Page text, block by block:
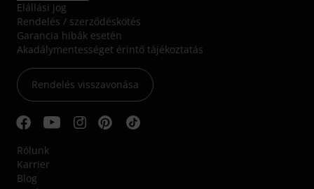
Elállási jog
Rendelés / szerződéskötés
Garancia hibák esetén
Akadálymentességet érintő tájékoztatás
Rendelés visszavonása
Rólunk
Karrier
Blog